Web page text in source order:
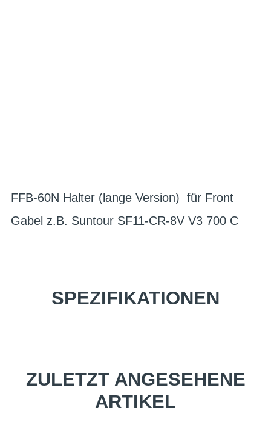
FFB-60N Halter (lange Version) für Front
Gabel z.B. Suntour SF11-CR-8V V3 700 C
SPEZIFIKATIONEN
ZULETZT ANGESEHENE
ARTIKEL